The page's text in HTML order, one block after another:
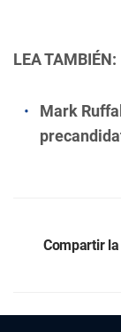
LEA TAMBIÉN:
Mark
Compartir